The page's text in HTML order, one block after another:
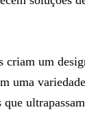
um
uma